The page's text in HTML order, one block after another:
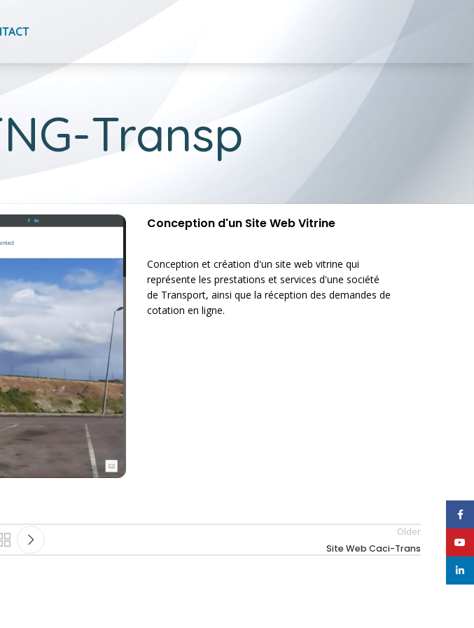
Transp
Conception d'un Site Web Vitrine
Conception et création d'un site web vitrine qui
représente les prestations et services d'une société
de Transport, ainsi que la réception des demandes de
cotation en ligne.
Older
Site Web Caci-Trans